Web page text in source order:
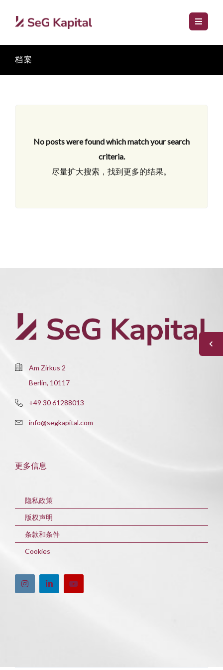
档案
No posts were found which match your search
criteria.
尽量扩大搜索，找到更多的结果。
Am Zirkus 2
Berlin, 10117
+49 30 61288013
info@segkapital.com
更多信息
隐私政策
版权声明
条款和条件
Cookies